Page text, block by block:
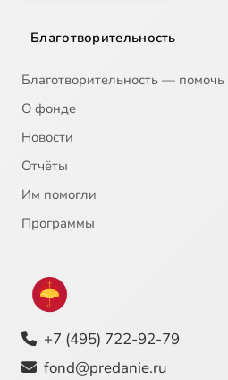
Благотворительность
Благотворительность —
О фонде
Новости
Отчёты
Им помогли
Программы
+7 (495) 722-92-79
fond@predanie.ru